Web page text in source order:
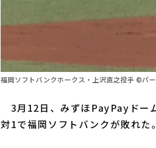
福岡ソフトバンクホークス・上沢直之投手 ©パ
3月12日、みずほPayPayドー
対1で福岡ソフトバンクが敗れた。